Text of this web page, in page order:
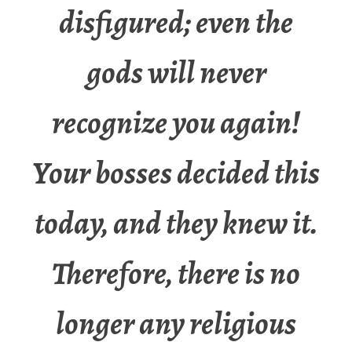
disfigured; even the
gods will never
recognize you again!
Your bosses decided this
today, and they knew it.
Therefore, there is no
longer any religious